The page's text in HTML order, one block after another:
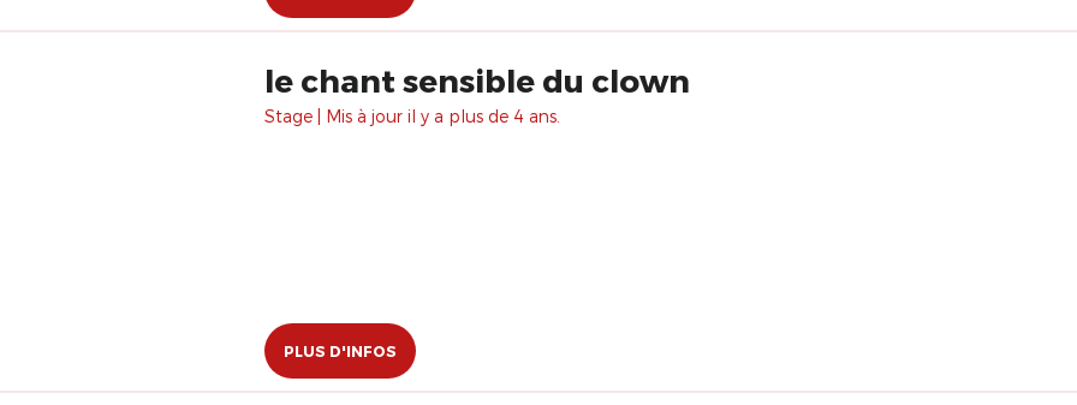
le chant sensible du clown
Stage | Mis à jour il y a plus de 4 ans.
PLUS D'INFOS